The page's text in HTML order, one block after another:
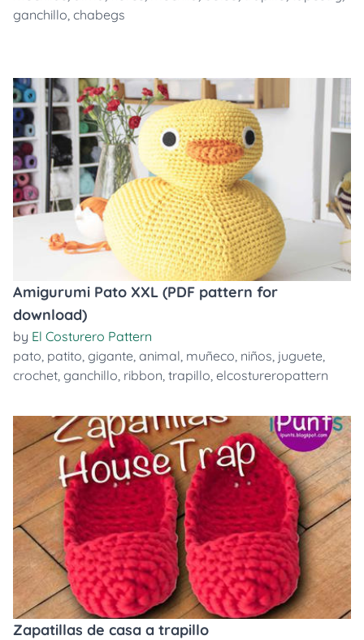
ganchillo, chabegs
Amigurumi Pato XXL (PDF pattern for
download)
by El Costurero Pattern
pato, patito, gigante, animal, muñeco, niños, juguete,
crochet, ganchillo, ribbon, trapillo, elcostureropattern
Zapatillas de casa a trapillo